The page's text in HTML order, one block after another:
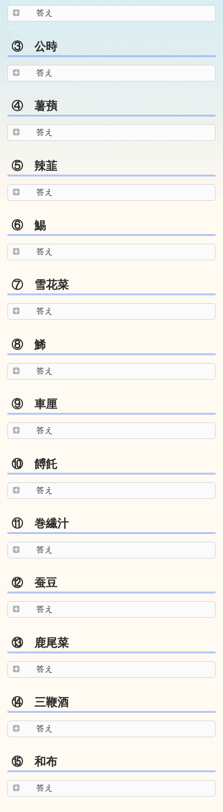
答え
③ 公時
答え
④ 薯蕷
答え
⑤ 辣韮
答え
⑥ 鯣
答え
⑦ 雪花菜
答え
⑧ 鯑
答え
⑨ 車厘
答え
⑩ 餺飥
答え
⑪ 巻繊汁
答え
⑫ 蚕豆
答え
⑬ 鹿尾菜
答え
⑭ 三鞭酒
答え
⑮ 和布
答え